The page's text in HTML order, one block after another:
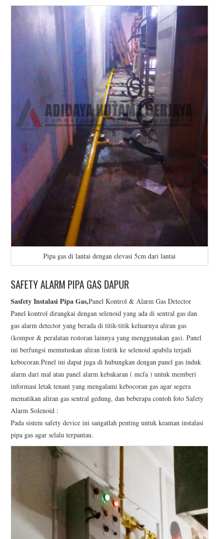
Pipa gas di lantai dengan elevasi 5cm dari lantai
SAFETY ALARM PIPA GAS DAPUR
Sasfety Instalasi Pipa Gas,Panel Kontrol & Alarm Gas Detector
Panel kontrol dirangkai dengan selenoid yang ada di sentral gas dan
gas alarm detector yang berada di titik-titik keluarnya aliran gas
(kompor & peralatan restoran lainnya yang menggunakan gas). Panel
ini berfungsi memutuskan aliran listrik ke selenoid apabila terjadi
kebocoran.Penel ini dapat juga di hubungkan dengan panel gas induk
alarm dari mal atau panel alarm kebakaran ( mcfa ) untuk memberi
informasi letak tenant yang mengalami kebocoran gas agar segera
mematikan aliran gas sentral gedung, dan beberapa contoh foto Safety
Alarm Solenoid :
Pada sistem safety device ini sangatlah penting untuk keaman instalasi
pipa gas agar selalu terpantau.